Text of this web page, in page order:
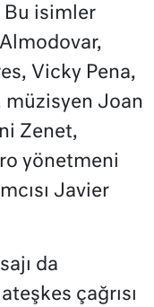
Bu isimler
Vicky Pena,
müzisyen Joan
Zenet,
yönetmeni
Javier
da
çağrısı